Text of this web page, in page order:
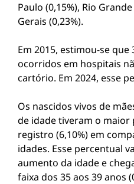
Paulo (0,15%), Rio
Gerais (0,23%).
Em 2015, estimou-se
ocorridos em hospitais
cartório. Em 2024, esse
Os nascidos vivos de
de idade tiveram o maior
registro (6,10%) em
idades. Esse percentual
aumento da idade e
faixa dos 35 aos 39 anos